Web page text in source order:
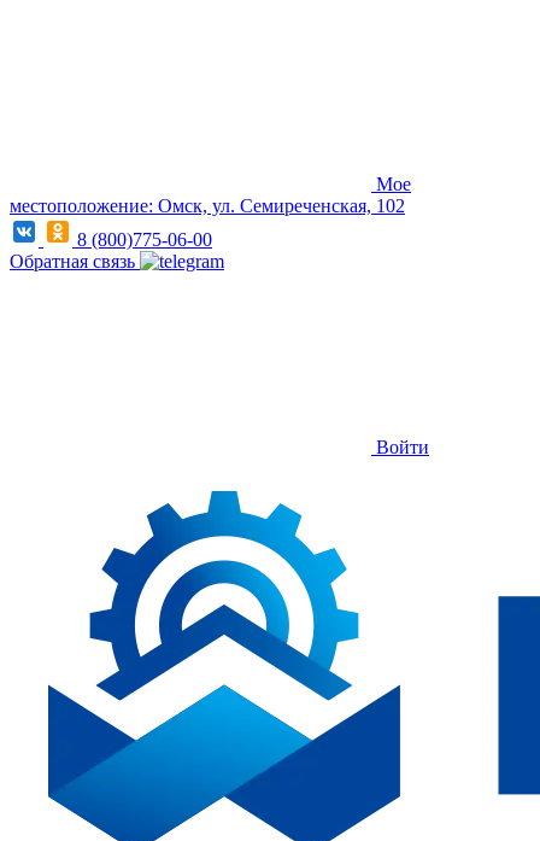
Мое
местоположение: Омск, ул. Семиреченская, 102
8 (800)775-06-00
Обратная связь
Войти